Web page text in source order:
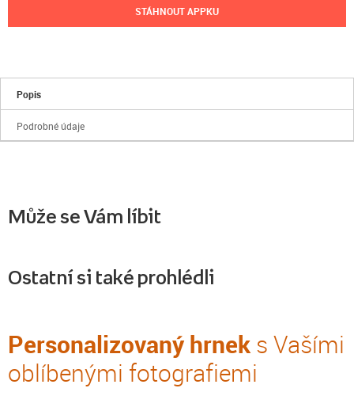
STÁHNOUT APPKU
Popis
Podrobné údaje
Může se Vám líbit
Ostatní si také prohlédli
Personalizovaný hrneks Vašími
oblíbenými fotografiemi